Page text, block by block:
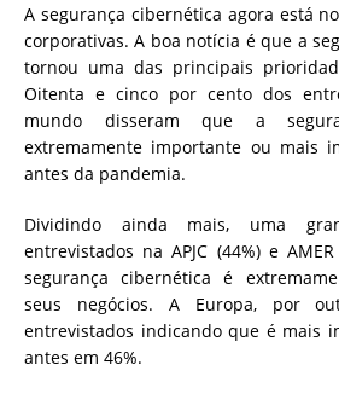
A segurança cibernética agora está
corporativas. A boa notícia é que a
tornou uma das principais
Oitenta e cinco por cento dos
mundo disseram que a
extremamente importante ou mais
antes da pandemia.
Dividindo ainda mais, uma
entrevistados na APJC (44%) e
segurança cibernética é
seus negócios. A Europa, por
entrevistados indicando que é mais
antes em 46%.